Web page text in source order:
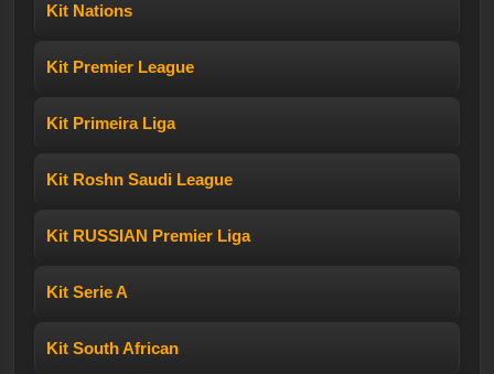
Kit Nations
Kit Premier League
Kit Primeira Liga
Kit Roshn Saudi League
Kit RUSSIAN Premier Liga
Kit Serie A
Kit South African